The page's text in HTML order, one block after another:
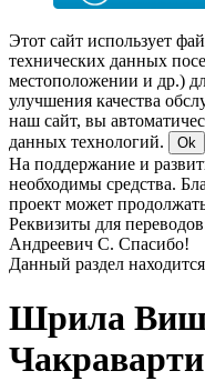
Этот сайт использует
технических данных
местоположении и др.)
улучшения качества
наш сайт, вы
данных технологий.
Ok
На поддержание и
необходимы средства.
проект может
Реквизиты для
Андреевич С. Спасибо!
Данный раздел
Шрила